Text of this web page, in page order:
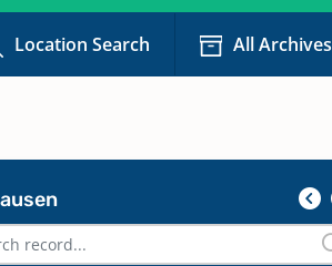
Location Search All Archives
Trauungen; Bestattungen
1836
verfügbaren Digitalisate